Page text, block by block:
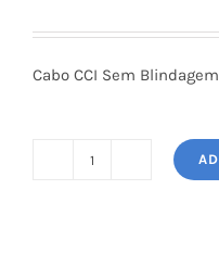
Cabo CCI Sem Blindagem